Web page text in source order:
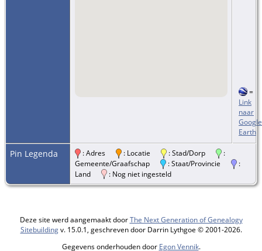
=
Link
naar
Google
Earth
Pin Legenda : Adres : Locatie : Stad/Dorp
:
Gemeente/Graafschap
: Staat/Provincie
:
Land
: Nog niet ingesteld
Deze site werd aangemaakt doorThe Next Generation of Genealogy
Sitebuildingv. 15.0.1, geschreven door Darrin Lythgoe © 2001-2026.
Gegevens onderhouden door Egon Vennik.